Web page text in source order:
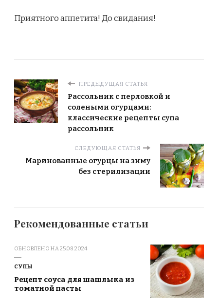
Приятного аппетита! До свидания!
ПРЕДЫДУЩАЯ СТАТЬЯ
Рассольник с перловкой и
солеными огурцами:
классические рецепты супа
рассольник
СЛЕДУЮЩАЯ СТАТЬЯ
Маринованные огурцы на зиму
без стерилизации
Рекомендованные статьи
ОБНОВЛЕНО НА 25.08.2024
СУПЫ
Рецепт соуса для шашлыка из
томатной пасты